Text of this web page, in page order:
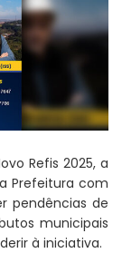
Refis 2025, a
Prefeitura com
pendências de
municipais
à iniciativa.